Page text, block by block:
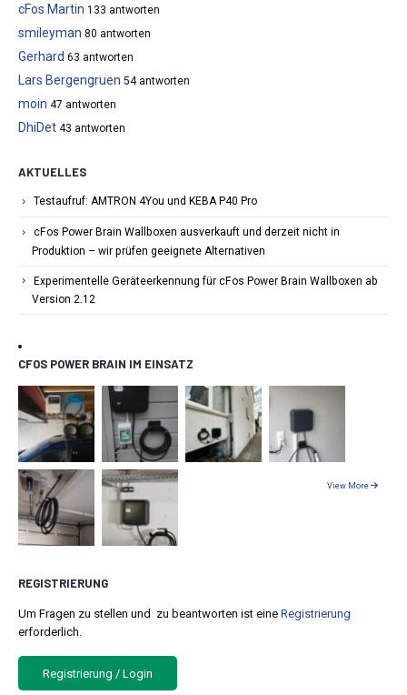
cFos Martin 133 antworten
smileyman 80 antworten
Gerhard 63 antworten
Lars Bergengruen 54 antworten
moin 47 antworten
DhiDet 43 antworten
AKTUELLES
Testaufruf: AMTRON 4You und KEBA P40 Pro
cFos Power Brain Wallboxen ausverkauft und derzeit nicht in
Produktion – wir prüfen geeignete Alternativen
Experimentelle Geräteerkennung für cFos Power Brain Wallboxen ab
Version 2.12
CFOS POWER BRAIN IM EINSATZ
View More
REGISTRIERUNG
Um Fragen zu stellen und zu beantworten ist eine Registrierung
erforderlich.
Registrierung / Login